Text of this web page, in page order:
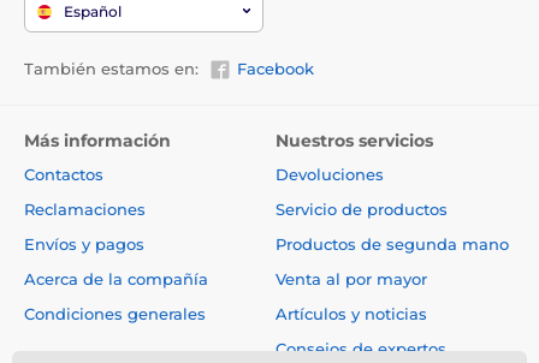
Español
También estamos en: Facebook
Más información
Contactos
Reclamaciones
Envíos y pagos
Acerca de la compañía
Condiciones generales
Nuestros servicios
Devoluciones
Servicio de productos
Productos de segunda mano
Venta al por mayor
Artículos y noticias
Consejos de expertos